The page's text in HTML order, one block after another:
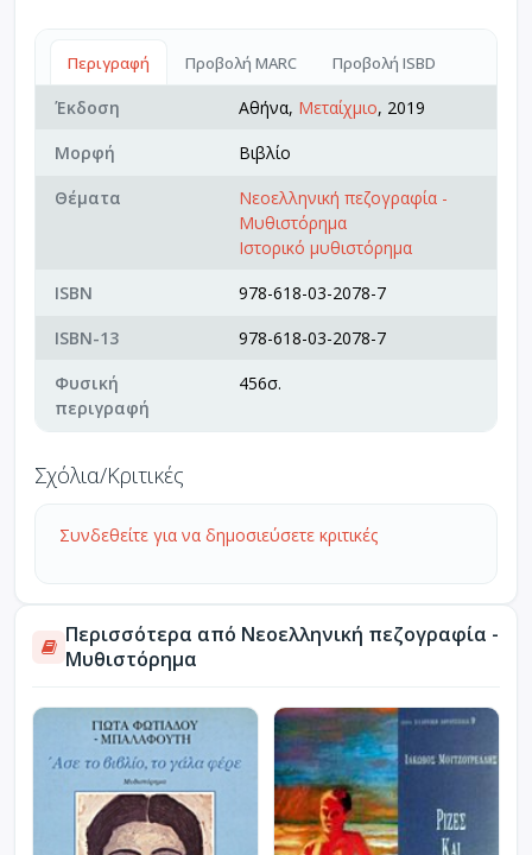
Περιγραφή Προβολή MARC Προβολή ISBD
Έκδοση Αθήνα, Μεταίχμιο, 2019
Μορφή
Βιβλίο
Θέματα
Νεοελληνική πεζογραφία -
Μυθιστόρημα
Ιστορικό μυθιστόρημα
ISBN
978-618-03-2078-7
ISBN-13
978-618-03-2078-7
Φυσική
περιγραφή
456σ.
Σχόλια/Κριτικές
Συνδεθείτε για να δημοσιεύσετε κριτικές
Περισσότερα από Νεοελληνική πεζογραφία -
Μυθιστόρημα